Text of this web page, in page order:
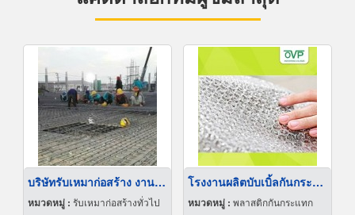
บริษัทรับเหมาก่อสร้าง งานโครงสร้าง ปทุมธานี
หมวดหมู่ : รับเหมาก่อสร้างทั่วไป
โรงงานผลิตบับเบิ้ลกันกระแทก-Air Bubble
หมวดหมู่ : พลาสติกกันกระแทก